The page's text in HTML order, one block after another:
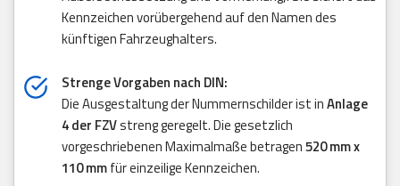
Kennzeichen vorübergehend auf den Namen des
künftigen Fahrzeughalters.
Strenge Vorgaben nach DIN:
Die Ausgestaltung der Nummernschilder ist inAnlage
4 der FZVstreng geregelt. Die gesetzlich
vorgeschriebenen Maximalmaße betragen520 mm x
110 mmfür einzeilige Kennzeichen.